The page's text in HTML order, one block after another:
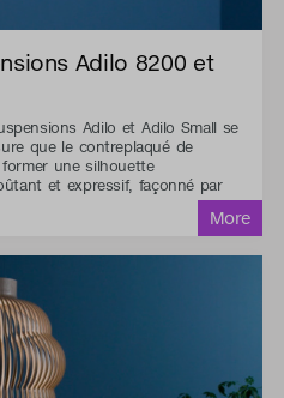
Adilo 8200 et
Adilo et Adilo Small se
que le contreplaqué de
une silhouette
et expressif, façonné par